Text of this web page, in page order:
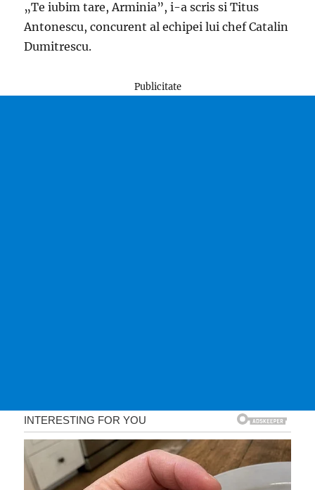
„Te iubim tare, Arminia”, i-a scris si Titus
Antonescu, concurent al echipei lui chef Catalin
Dumitrescu.
Publicitate